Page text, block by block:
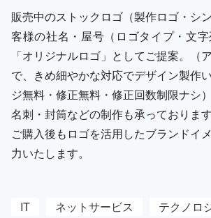
販売中のストックロゴ（製作ロゴ・シ
客様の社名・屋号（ロゴタイプ・文
「オリジナルロゴ」としてご提案。（
で、きめ細やかな対応でデザイン製作
ジ無料・修正無料・修正回数制限ナシ）
名刺・封筒などの制作も承っております
ご購入後もロゴを活用したブランドイ
力いたします。
IT ネットサービス テクノロ